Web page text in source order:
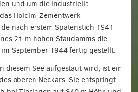
und um die industrielle
Holcim-Zementwerk
nach erstem Spatenstich 1941
21 m hohen Stau­damms die
September 1944 fertig gestellt.
diesem See aufgestaut wird, ist ein
oberen Neckars. Sie entspringt